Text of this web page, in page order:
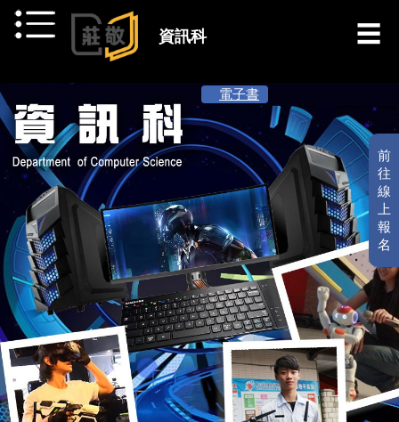
跳到主要內容
資訊科
前
往
線
上
報
名
電子書